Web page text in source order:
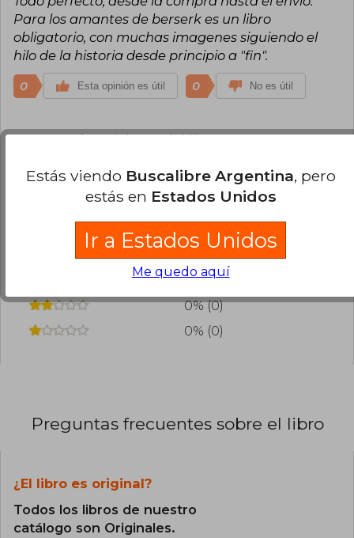
Para los amantes de berserk es un libro
obligatorio, con muchas imagenes siguiendo el
hilo de la historia desde principio a "fin".
0 Esta opinión es útil 0 No es útil
Cargar más opiniones del libro
¿Leíste este libro? Inicia sesión para poder
agregar tu propia evaluación
78% (7)
0% (0)
22% (2)
0% (0)
0% (0)
Preguntas frecuentes sobre el libro
¿El libro es original?
Todos los libros de nuestro
catálogo son Originales.
Estás viendo Buscalibre Argentina, pero
estás en Estados Unidos
Ir a Estados Unidos
Me quedo aquí